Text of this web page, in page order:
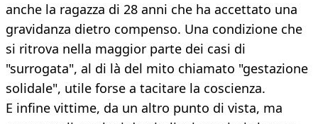
anche la ragazza di 28 anni che ha accettato una
gravidanza dietro compenso. Una condizione che
si ritrova nella maggior parte dei casi di
"surrogata", al di là del mito chiamato "gestazione
solidale", utile forse a tacitare la coscienza.
E infine vittime, da un altro punto di vista, ma